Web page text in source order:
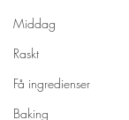
Middag
Raskt
Få ingredienser
Baking